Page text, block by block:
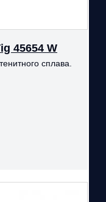
45654 W
сплава.